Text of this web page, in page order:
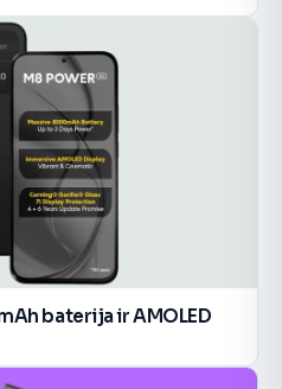
baterija ir AMOLED